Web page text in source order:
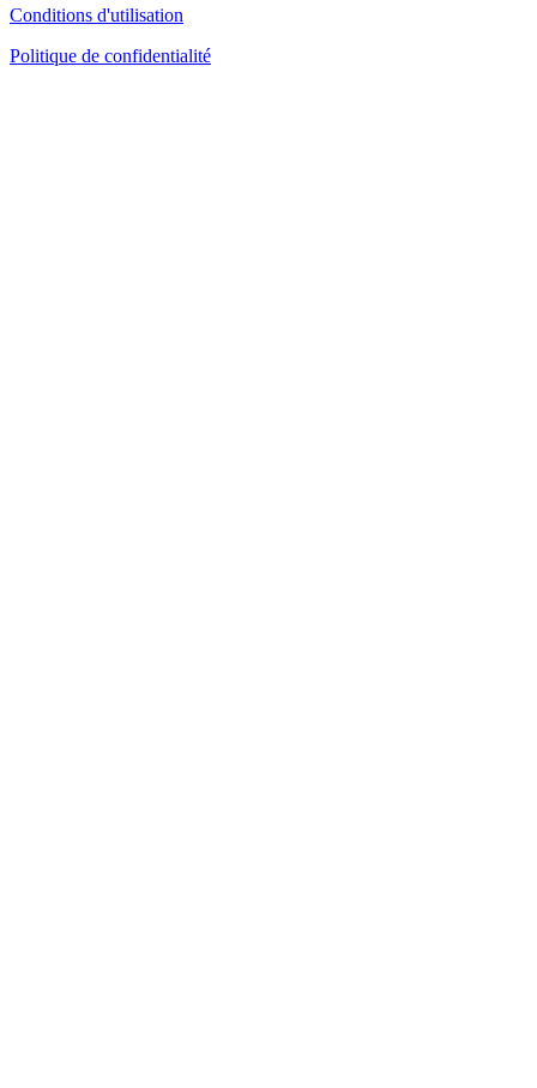
Conditions d'utilisation
Politique de confidentialité